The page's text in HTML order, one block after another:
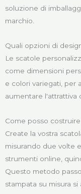
soluzione di
marchio.
Quali opzioni di
Le scatole
come dimensioni
e colori variegati, per
aumentare l'attrattiva
Come posso
Create la vostra
misurando due volte
strumenti online,
Questo metodo
stampata su misura